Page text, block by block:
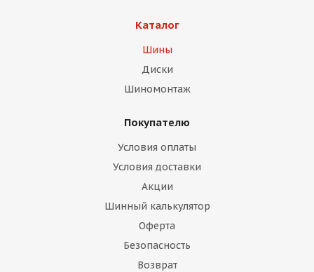
Каталог
Шины
Диски
Шиномонтаж
Покупателю
Условия оплаты
Условия доставки
Акции
Шинный калькулятор
Оферта
Безопасность
Возврат